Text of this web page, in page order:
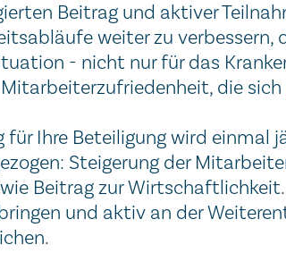
Beitrag und aktiver
weiter zu
- nicht nur für das
die
für Ihre Beteiligung wird
Steigerung der
Beitrag zur
und aktiv an der